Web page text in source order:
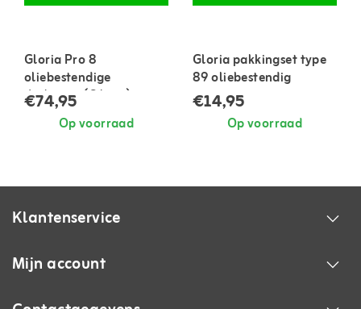
Gloria Pro 8
oliebestendige
drukspuit (8 liter)
€74,95
Op voorraad
Gloria pakkingset type
89 oliebestendig
€14,95
Op voorraad
Klantenservice
Mijn account